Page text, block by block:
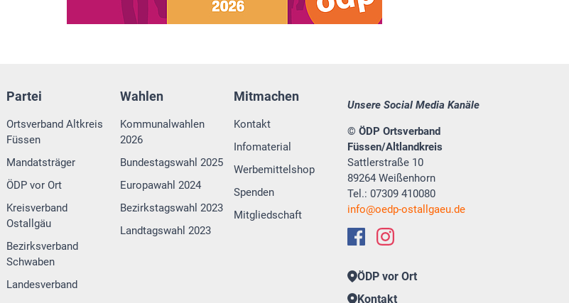
Partei
Ortsverband Altkreis
Füssen
Mandatsträger
ÖDP vor Ort
Kreisverband
Ostallgäu
Bezirksverband
Schwaben
Landesverband
Wahlen
Kommunalwahlen
2026
Bundestagswahl 2025
Europawahl 2024
Bezirkstagswahl 2023
Landtagswahl 2023
Mitmachen
Kontakt
Infomaterial
Werbemittelshop
Spenden
Mitgliedschaft
Unsere Social Media Kanäle
© ÖDP Ortsverband
Füssen/Altlandkreis
Sattlerstraße 10
89264 Weißenhorn
Tel.: 07309 410080
info
oedp-ostallgaeu.de
ÖDP vor Ort
Kontakt